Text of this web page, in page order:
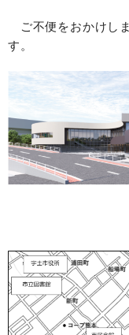
ご不便をおかけし
す。